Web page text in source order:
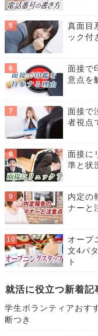
真面目
ック付
面接で
意点を
面接で
者視点
面接に
準と状
内定の
ナーと
オープ
文4パ
ト
就活に役立つ新着記
学生ボランティアおす
断つき